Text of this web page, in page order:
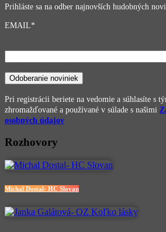
Prihláste sa na odber najnovších hudobných
EMAIL*
Pri registrácii beriete na vedomie a súhlasíte s
zhromažďované a používané v súlade s našimi
osobných údajov
Rozhovory
Michal Dostal- HC Slovan